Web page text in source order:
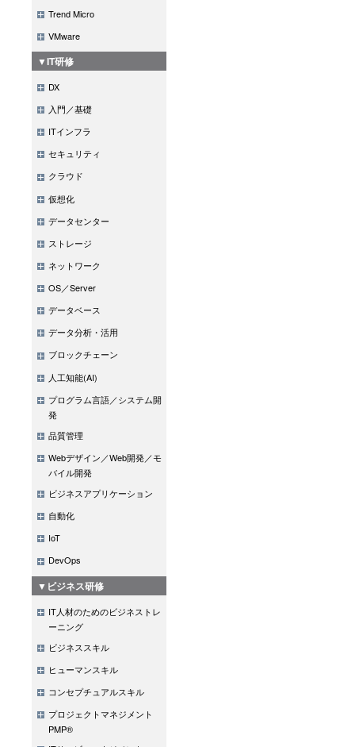
Trend Micro
VMware
▼IT研修
DX
入門／基礎
ITインフラ
セキュリティ
クラウド
仮想化
データセンター
ストレージ
ネットワーク
OS／Server
データベース
データ分析・活用
ブロックチェーン
人工知能(AI)
プログラム言語／システム開
発
品質管理
Webデザイン／Web開発／モ
バイル開発
ビジネスアプリケーション
自動化
IoT
DevOps
▼ビジネス研修
IT人材のためのビジネストレ
ーニング
ビジネススキル
ヒューマンスキル
コンセプチュアルスキル
プロジェクトマネジメント
PMP®